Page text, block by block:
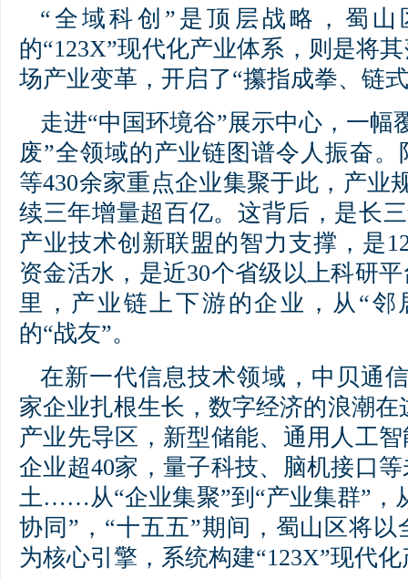
“全域科创”是顶层战略，蜀山
的“123X”现代化产业体系，则是将
场产业变革，开启了“攥指成拳、链
走进“中国环境谷”展示中心，一幅
废”全领域的产业链图谱令人振奋
等430余家重点企业集聚于此，产业
续三年增量超百亿。这背后，是长
产业技术创新联盟的智力支撑，是
资金活水，是近30个省级以上科研
里，产业链上下游的企业，从“邻
的“战友”。
在新一代信息技术领域，中贝通
家企业扎根生长，数字经济的浪潮
产业先导区，新型储能、通用人工
企业超40家，量子科技、脑机接口
土……从“企业集聚”到“产业集群”，
协同”，“十五五”期间，蜀山区将
为核心引擎，系统构建“123X”现代